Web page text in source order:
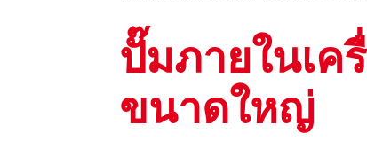
ปั๊มภายในเค
ขนาดใหญ่